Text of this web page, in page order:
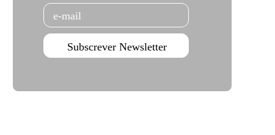
Email
Subscrever Newsletter